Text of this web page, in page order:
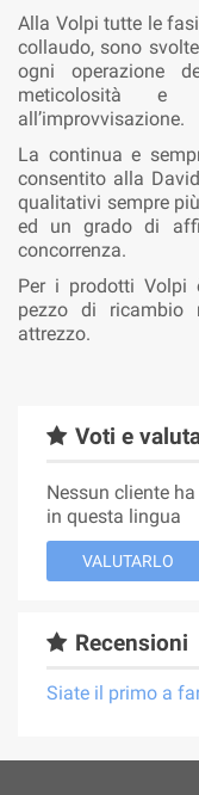
Alla Volpi tutte le
collaudo, sono
ogni operazione
meticolosità e
all’improvvisazione.
La continua e
consentito alla
qualitativi sempre
ed un grado di
concorrenza.
Per i prodotti Volpi
pezzo di ricambio
attrezzo.
Voti e
Nessun cliente
in questa lingua
VALUTARLO
Recensioni
Siate il primo a